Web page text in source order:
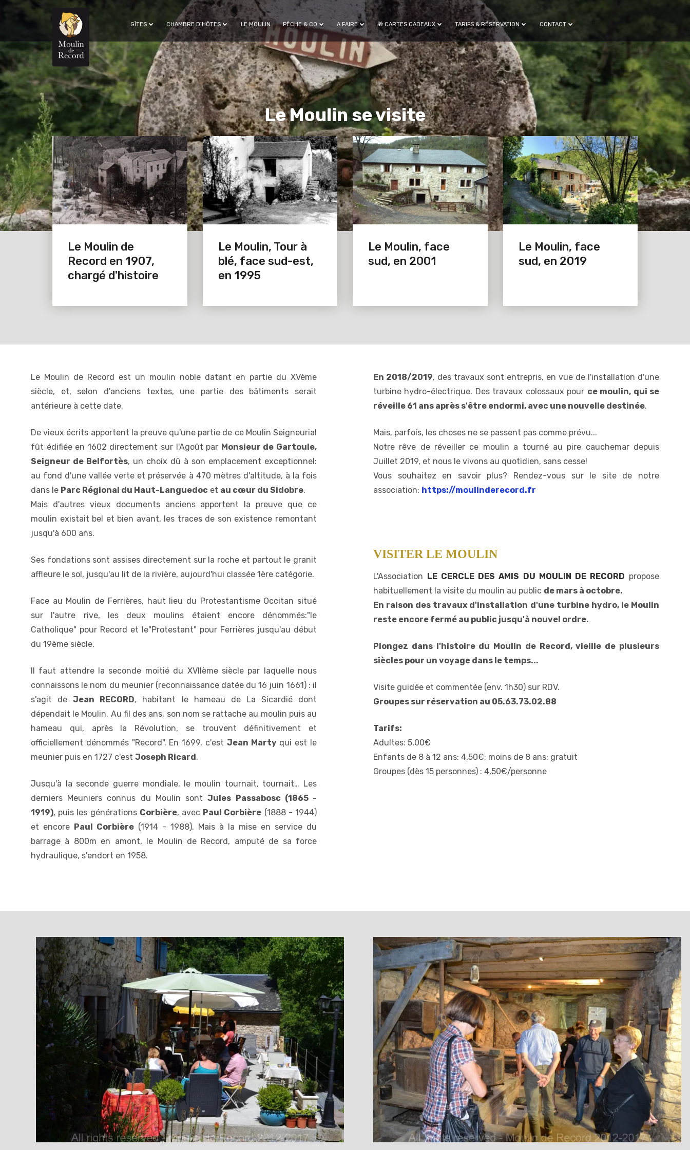
GÎTES CHAMBRE D’HÔTES LE MOULIN PÊCHE & CO A FAIRE 🎁 CARTES CADEAUX TARIFS & RÉSERVATION CONTACT
Le Moulin se visite
Le Moulin de
Record en 1907,
chargé d'histoire
Le Moulin, Tour à
blé, face sud-est,
en 1995
Le Moulin, face
sud, en 2001
Le Moulin, face
sud, en 2019
Le Moulin de Record est un moulin noble datant en partie du XVème
siècle, et, selon d'anciens textes, une partie des bâtiments serait
antérieure à cette date.
De vieux écrits apportent la preuve qu'une partie de ce Moulin Seigneurial
fût édifiée en 1602 directement sur l'Agoût par Monsieur de Gartoule,
Seigneur de Belfortès, un choix dû à son emplacement exceptionnel:
au fond d'une vallée verte et préservée à 470 mètres d'altitude, à la fois
dans le Parc Régional du Haut-Languedoc et au cœur du Sidobre.
Mais d'autres vieux documents anciens apportent la preuve que ce
moulin existait bel et bien avant, les traces de son existence remontant
jusqu'à 600 ans.
Ses fondations sont assises directement sur la roche et partout le granit
affleure le sol, jusqu'au lit de la rivière, aujourd'hui classée 1ère catégorie.
Face au Moulin de Ferrières, haut lieu du Protestantisme Occitan situé
sur l'autre rive, les deux moulins étaient encore dénommés:"le
Catholique" pour Record et le"Protestant" pour Ferrières jusqu'au début
du 19ème siècle.
Il faut attendre la seconde moitié du XVIIème siècle par laquelle nous
connaissons le nom du meunier (reconnaissance datée du 16 juin 1661) : il
s'agit deJean RECORD, habitant le hameau de La Sicardié dont
dépendait le Moulin. Au fil des ans, son nom se rattache au moulin puis au
hameau qui, après la Révolution, se trouvent définitivement et
officiellement dénommés "Record". En 1699, c'est Jean Martyqui est le
meunier puis en 1727 c'est Joseph Ricard.
Jusqu'à la seconde guerre mondiale, le moulin tournait, tournait… Les
derniers Meuniers connus du Moulin sontJules Passabosc (1865 -
1919), puis les générations Corbière, avec Paul Corbière (1888 - 1944)
et encore Paul Corbière (1914 - 1988). Mais à la mise en service du
barrage à 800m en amont, le Moulin de Record, amputé de sa force
hydraulique, s'endort en 1958.
En 2018/2019, des travaux sont entrepris, en vue de l'installation d'une
turbine hydro-électrique. Des travaux colossaux pour ce moulin, qui se
réveille 61 ans après s'être endormi, avec une nouvelle destinée.
Mais, parfois, les choses ne se passent pas comme prévu...
Notre rêve de réveiller ce moulin a tourné au pire cauchemar depuis
Juillet 2019, et nous le vivons au quotidien, sans cesse!
Vous souhaitez en savoir plus? Rendez-vous sur le site de notre
association: https://moulinderecord.fr
VISITER LE MOULIN
L'Association LE CERCLE DES AMIS DU MOULIN DE RECORD propose
habituellement la visite du moulin au public de mars à octobre.
En raison des travaux d'installation d'une turbine hydro, le Moulin
reste encore fermé au public jusqu'à nouvel ordre.
Plongez dans l'histoire du Moulin de Record, vieille de plusieurs
siècles pour un voyage dans le temps...
Visite guidée et commentée (env. 1h30) sur RDV.
Groupes sur réservation au 05.63.73.02.88
Tarifs:
Adultes: 5,00€
Enfants de 8 à 12 ans: 4,50€; moins de 8 ans: gratuit
Groupes (dès 15 personnes) : 4,50€/personne